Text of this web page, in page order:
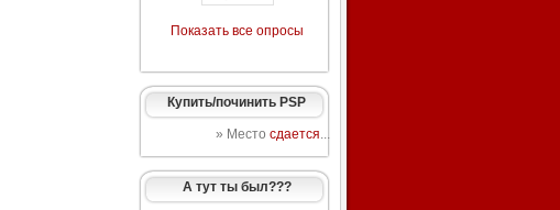
Показать все опросы
Купить/починить PSP
» Место сдается...
А тут ты был???